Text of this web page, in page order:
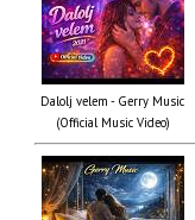
Dalolj velem - Gerry Music
(Official Music Video)